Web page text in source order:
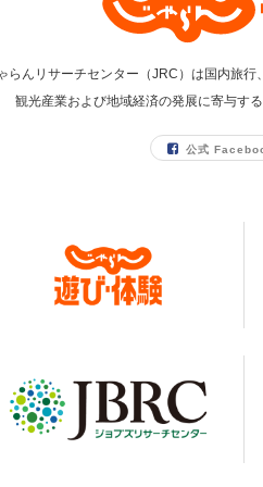
らんリサーチセンター（JRC）は国内旅
観光産業および地域経済の発展に寄与す
公式